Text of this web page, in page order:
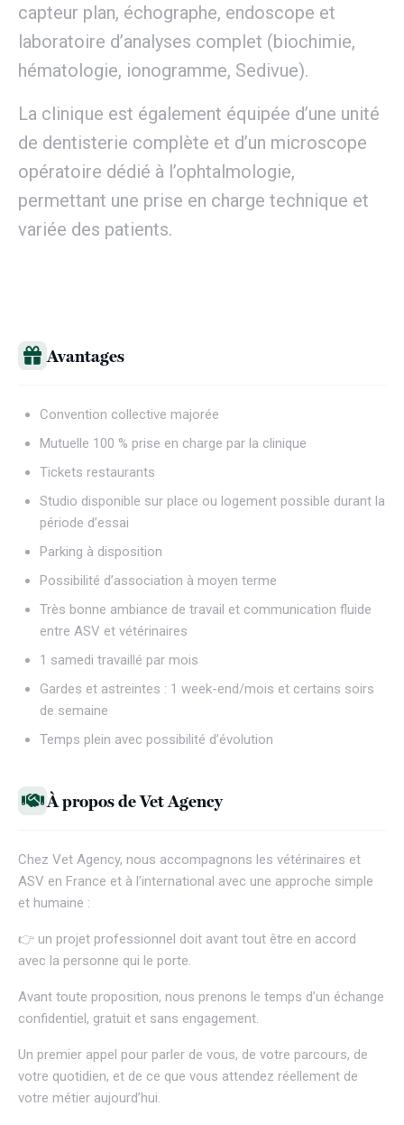
capteur plan, échographe, endoscope et
laboratoire d’analyses complet (biochimie,
hématologie, ionogramme, Sedivue).
La clinique est également équipée d’une unité
de dentisterie complète et d’un microscope
opératoire dédié à l’ophtalmologie,
permettant une prise en charge technique et
variée des patients.
Avantages
Convention collective majorée
Mutuelle 100 % prise en charge par la clinique
Tickets restaurants
Studio disponible sur place ou logement possible durant la
période d’essai
Parking à disposition
Possibilité d’association à moyen terme
Très bonne ambiance de travail et communication fluide
entre ASV et vétérinaires
1 samedi travaillé par mois
Gardes et astreintes : 1 week-end/mois et certains soirs
de semaine
Temps plein avec possibilité d’évolution
À propos de Vet Agency
Chez Vet Agency, nous accompagnons les vétérinaires et
ASV en France et à l’international avec une approche simple
et humaine :
👉 un projet professionnel doit avant tout être en accord
avec la personne qui le porte.
Avant toute proposition, nous prenons le temps d’un échange
confidentiel, gratuit et sans engagement.
Un premier appel pour parler de vous, de votre parcours, de
votre quotidien, et de ce que vous attendez réellement de
votre métier aujourd’hui.